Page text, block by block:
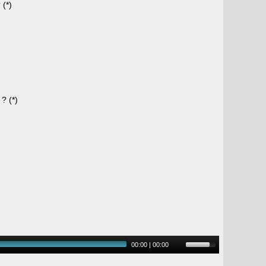
(*)
? (*)
00:00 | 00:00